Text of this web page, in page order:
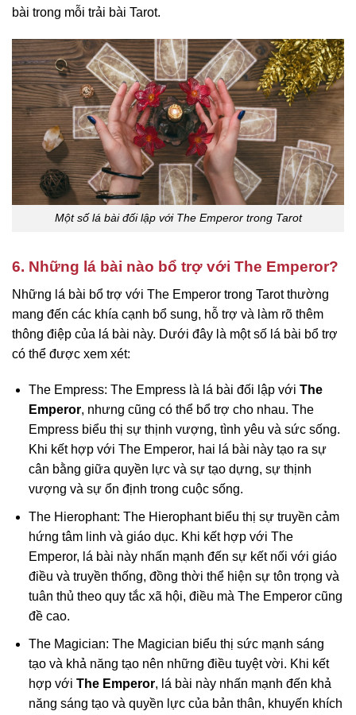
bài trong mỗi trải bài Tarot.
Một số lá bài đối lập với The Emperor trong Tarot
6. Những lá bài nào bổ trợ với The Emperor?
Những lá bài bổ trợ với The Emperor trong Tarot thường
mang đến các khía cạnh bổ sung, hỗ trợ và làm rõ thêm
thông điệp của lá bài này. Dưới đây là một số lá bài bổ trợ
có thể được xem xét:
The Empress: The Empress là lá bài đối lập với The
Emperor, nhưng cũng có thể bổ trợ cho nhau. The
Empress biểu thị sự thịnh vượng, tình yêu và sức sống.
Khi kết hợp với The Emperor, hai lá bài này tạo ra sự
cân bằng giữa quyền lực và sự tạo dựng, sự thịnh
vượng và sự ổn định trong cuộc sống.
The Hierophant: The Hierophant biểu thị sự truyền cảm
hứng tâm linh và giáo dục. Khi kết hợp với The
Emperor, lá bài này nhấn mạnh đến sự kết nối với giáo
điều và truyền thống, đồng thời thể hiện sự tôn trọng và
tuân thủ theo quy tắc xã hội, điều mà The Emperor cũng
đề cao.
The Magician: The Magician biểu thị sức mạnh sáng
tạo và khả năng tạo nên những điều tuyệt vời. Khi kết
hợp với The Emperor, lá bài này nhấn mạnh đến khả
năng sáng tạo và quyền lực của bản thân, khuyến khích